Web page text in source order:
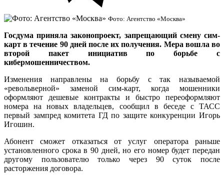
Фото: Агентство «Москва»
Госдума приняла законопроект, запрещающий смену сим-
карт в течение 90 дней после их получения. Мера вошла во
второй пакет инициатив по борьбе с
кибермошенничеством.
Изменения направлены на борьбу с так называемой
«револьверной» заменой сим-карт, когда мошенники
оформляют дешевые контракты и быстро переоформляют
номера на новых владельцев, сообщил в беседе с ТАСС
первый зампред комитета ГД по защите конкуренции Игорь
Игошин.
Абонент сможет отказаться от услуг оператора раньше
установленного срока в 90 дней, но его номер будет передан
другому пользователю только через 90 суток после
расторжения договора.